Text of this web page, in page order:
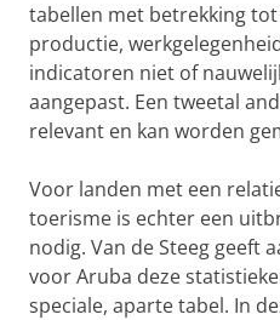
tabellen met betrekking
productie,
indicatoren niet of
aangepast. Een tweetal
relevant en kan worden
Voor landen met een
toerisme is echter een
nodig. Van de Steeg geeft
voor Aruba deze
speciale, aparte tabel. In